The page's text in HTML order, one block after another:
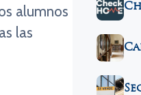
alumnos
las